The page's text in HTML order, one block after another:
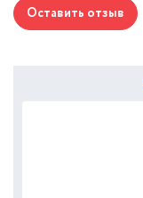
Оставить отзыв